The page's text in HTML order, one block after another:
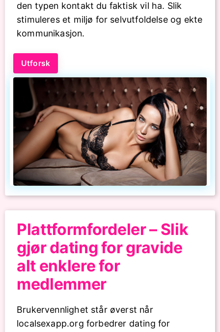
den typen kontakt du faktisk vil ha. Slik
stimuleres et miljø for selvutfoldelse og ekte
kommunikasjon.
Utforsk
Plattformfordeler – Slik
gjør dating for gravide
alt enklere for
medlemmer
Brukervennlighet står øverst når
localsexapp.org forbedrer dating for